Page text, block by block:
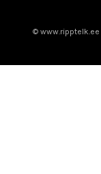
© www.ripptelk.ee